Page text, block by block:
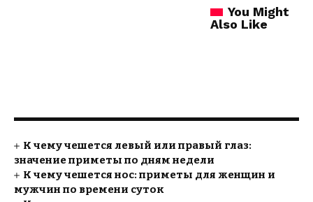
You Might
Also Like
К чему чешется левый или правый глаз:
значение приметы по дням недели
К чему чешется нос: приметы для женщин и
мужчин по времени суток